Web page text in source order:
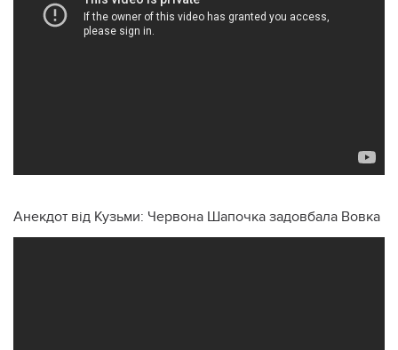
Анекдот від Кузьми: Червона Шапочка задовбала Вовка